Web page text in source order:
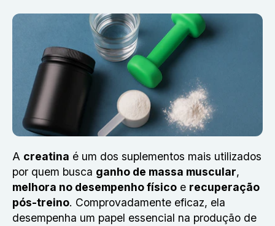
A creatina é um dos suplementos mais utilizados
por quem busca ganho de massa muscular,
melhora no desempenho físico e recuperação
pós-treino. Comprovadamente eficaz, ela
desempenha um papel essencial na produção de